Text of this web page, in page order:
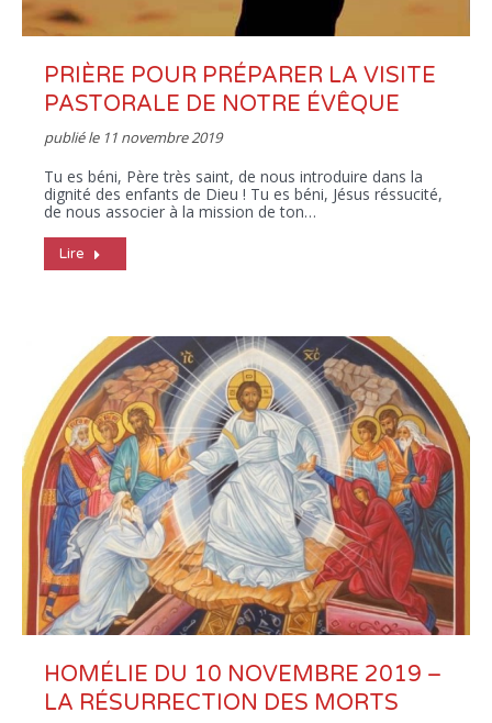
PRIÈRE POUR PRÉPARER LA VISITE
PASTORALE DE NOTRE ÉVÊQUE
publié le 11 novembre 2019
Tu es béni, Père très saint, de nous introduire dans la
dignité des enfants de Dieu ! Tu es béni, Jésus réssucité,
de nous associer à la mission de ton…
Lire
HOMÉLIE DU 10 NOVEMBRE 2019 –
LA RÉSURRECTION DES MORTS